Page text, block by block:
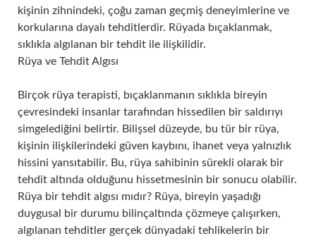
kişinin zihnindeki, çoğu zaman geçmiş deneyimlerine ve
korkularına dayalı tehditlerdir. Rüyada bıçaklanmak,
sıklıkla algılanan bir tehdit ile ilişkilidir.
Rüya ve Tehdit Algısı
Birçok rüya terapisti, bıçaklanmanın sıklıkla bireyin
çevresindeki insanlar tarafından hissedilen bir saldırıyı
simgelediğini belirtir. Bilişsel düzeyde, bu tür bir rüya,
kişinin ilişkilerindeki güven kaybını, ihanet veya yalnızlık
hissini yansıtabilir. Bu, rüya sahibinin sürekli olarak bir
tehdit altında olduğunu hissetmesinin bir sonucu olabilir.
Rüya bir tehdit algısı mıdır? Rüya, bireyin yaşadığı
duygusal bir durumu bilinçaltında çözmeye çalışırken,
algılanan tehditler gerçek dünyadaki tehlikelerin bir